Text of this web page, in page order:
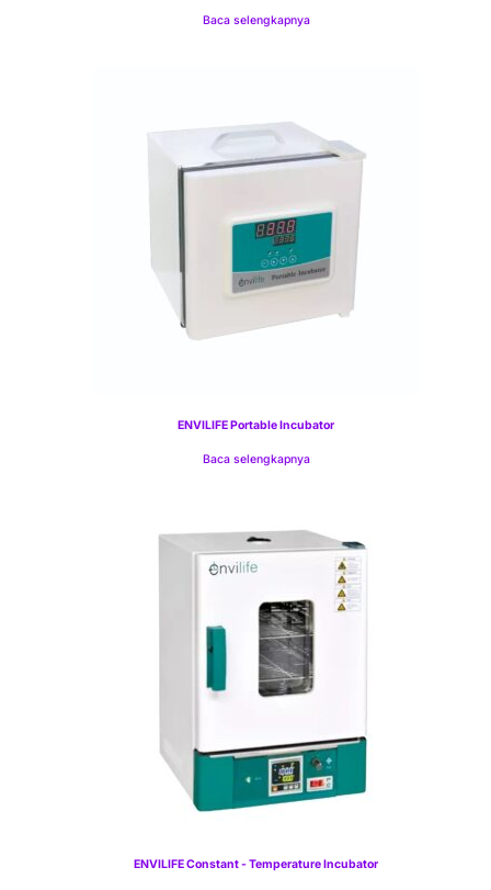
Baca selengkapnya
ENVILIFE Portable Incubator
Baca selengkapnya
ENVILIFE Constant - Temperature Incubator